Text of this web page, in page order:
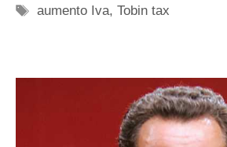
Tag
aumento Iva,Tobin tax